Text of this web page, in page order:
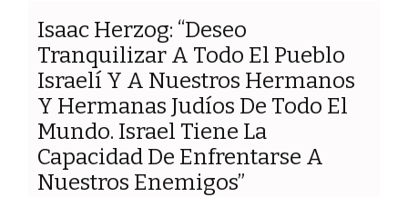
Isaac Herzog: “Deseo
Tranquilizar A Todo El Pueblo
Israelí Y A Nuestros Hermanos
Y Hermanas Judíos De Todo El
Mundo. Israel Tiene La
Capacidad De Enfrentarse A
Nuestros Enemigos”